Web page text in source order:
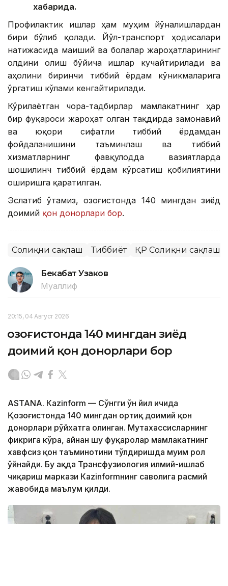
хабарида.
Профилактик ишлар ҳам муҳим йўналишлардан
бири бўлиб қолади. Йўл-транспорт ҳодисалари
натижасида маиший ва болалар жароҳатларининг
олдини олиш бўйича ишлар кучайтирилади ва
аҳолини биринчи тиббий ёрдам кўникмаларига
ўргатиш кўлами кенгайтирилади.
Кўрилаётган чора-тадбирлар мамлакатнинг ҳар
бир фуқароси жароҳат олган тақдирда замонавий
ва юқори сифатли тиббий ёрдамдан
фойдаланишини таъминлаш ва тиббий
хизматларнинг фавқулодда вазиятларда
шошилинч тиббий ёрдам кўрсатиш қобилиятини
оширишга қаратилган.
Эслатиб ўтамиз, Қозоғистонда 140 мингдан зиёд
доимий қон донорлари бор.
Соғлиқни сақлаш Тиббиёт ҚР Соғлиқни сақлаш
Бекабат Узаков
Муаллиф
20:15, 04 Август 2026
Қозоғистонда 140 мингдан зиёд
доимий қон донорлари бор
ASTANА. Кazinform — Сўнгги ўн йил ичида
Қозоғистонда 140 мингдан ортиқ доимий қон
донорлари рўйхатга олинган. Мутахассисларнинг
фикрига кўра, айнан шу фуқаролар мамлакатнинг
хавфсиз қон таъминотини тўлдиришда муҳим рол
ўйнайди. Бу ҳақда Трансфузиология илмий-ишлаб
чиқариш маркази Кazinformнинг саволига расмий
жавобида маълум қилди.